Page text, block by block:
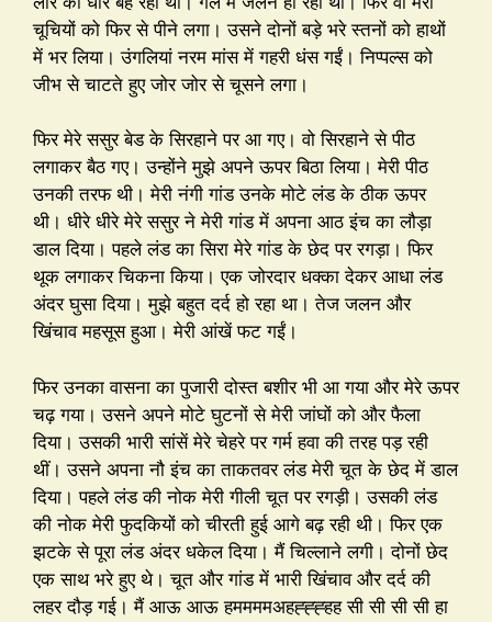
चूचियों को फिर से पीने लगा। उसने दोनों बड़े भरे स्तनों को हाथों
में भर लिया। उंगलियां नरम मांस में गहरी धंस गईं। निप्पल्स को
जीभ से चाटते हुए जोर जोर से चूसने लगा।
फिर मेरे ससुर बेड के सिरहाने पर आ गए। वो सिरहाने से पीठ
लगाकर बैठ गए। उन्होंने मुझे अपने ऊपर बिठा लिया। मेरी पीठ
उनकी तरफ थी। मेरी नंगी गांड उनके मोटे लंड के ठीक ऊपर
थी। धीरे धीरे मेरे ससुर ने मेरी गांड में अपना आठ इंच का लौड़ा
डाल दिया। पहले लंड का सिरा मेरे गांड के छेद पर रगड़ा। फिर
थूक लगाकर चिकना किया। एक जोरदार धक्का देकर आधा लंड
अंदर घुसा दिया। मुझे बहुत दर्द हो रहा था। तेज जलन और
खिंचाव महसूस हुआ। मेरी आंखें फट गईं।
फिर उनका वासना का पुजारी दोस्त बशीर भी आ गया और मेरे ऊपर
चढ़ गया। उसने अपने मोटे घुटनों से मेरी जांघों को और फैला
दिया। उसकी भारी सांसें मेरे चेहरे पर गर्म हवा की तरह पड़ रही
थीं। उसने अपना नौ इंच का ताकतवर लंड मेरी चूत के छेद में डाल
दिया। पहले लंड की नोक मेरी गीली चूत पर रगड़ी। उसकी लंड
की नोक मेरी फुदकियों को चीरती हुई आगे बढ़ रही थी। फिर एक
झटके से पूरा लंड अंदर धकेल दिया। मैं चिल्लाने लगी। दोनों छेद
एक साथ भरे हुए थे। चूत और गांड में भारी खिंचाव और दर्द की
लहर दौड़ गई। मैं आऊ आऊ हममममअहह्ह्ह्हह सी सी सी सी हा